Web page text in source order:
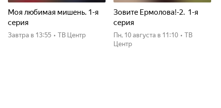
Моя любимая мишень. 1-я
серия
Завтра в 13:55 • ТВ Центр
Зовите Ермолова!-2. 1-я
серия
пн, 10 августа в 11:10 • ТВ
Центр